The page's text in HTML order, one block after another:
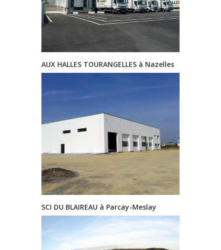
AUX HALLES TOURANGELLES à Nazelles
SCI DU BLAIREAU à Parcay-Meslay